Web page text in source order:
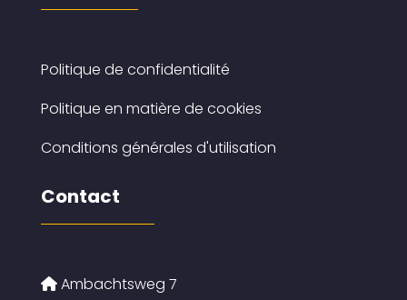
Politique de confidentialité
Politique en matière de cookies
Conditions générales d'utilisation
Contact
Ambachtsweg 7